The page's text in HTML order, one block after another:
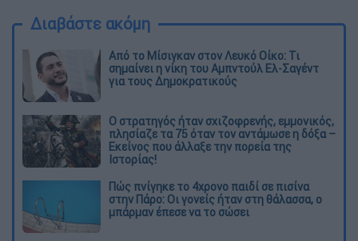
Διαβάστε ακόμη
Από το Μίσιγκαν στον Λευκό Οίκο: Τι
σημαίνει η νίκη του Αμπντούλ Ελ-Σαγέντ
για τους Δημοκρατικούς
O στρατηγός ήταν σχιζοφρενής, εμμονικός,
πλησίαζε τα 75 όταν τον αντάμωσε η δόξα –
Εκείνος που άλλαξε την πορεία της
Ιστορίας!
Πώς πνίγηκε το 4χρονο παιδί σε πισίνα
στην Πάρο: Οι γονείς ήταν στη θάλασσα, ο
μπάρμαν έπεσε να το σώσει